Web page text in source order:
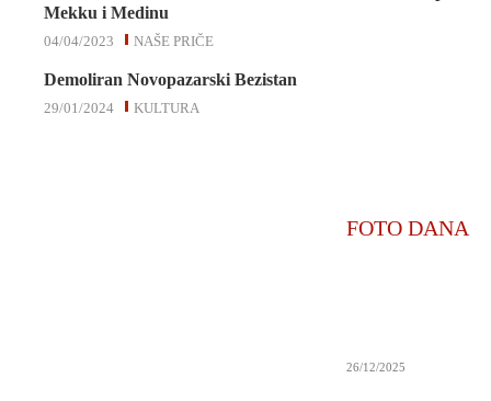
Mekku i Medinu
NAŠE PRIČE
04/04/2023
Demoliran Novopazarski Bezistan
KULTURA
29/01/2024
FOTO DANA
26/12/2025